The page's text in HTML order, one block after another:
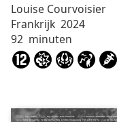
Louise Courvoisier
Frankrijk 2024
92 minuten